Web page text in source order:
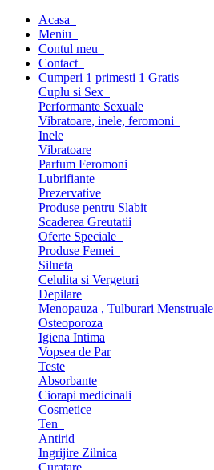
Acasa
Meniu
Contul meu
Contact
Cumperi 1 primesti 1 Gratis
Cuplu si Sex
Performante Sexuale
Vibratoare, inele, feromoni
Inele
Vibratoare
Parfum Feromoni
Lubrifiante
Prezervative
Produse pentru Slabit
Scaderea Greutatii
Oferte Speciale
Produse Femei
Silueta
Celulita si Vergeturi
Depilare
Menopauza , Tulburari Menstruale
Osteoporoza
Igiena Intima
Vopsea de Par
Teste
Absorbante
Ciorapi medicinali
Cosmetice
Ten
Antirid
Ingrijire Zilnica
Curatare